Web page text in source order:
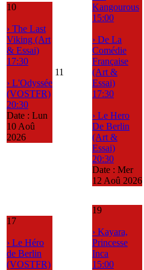
10
› The Last
Viking (Art
& Essai)
17:30
› L'Odyssée
(VOSTFR)
20:30
Date : Lun
10 Aoû
2026
11
Kangourous
15:00
› De La
Comédie
Française
(Art &
Essai)
17:30
› Le Hero
De Berlin
(Art &
Essai)
20:30
Date : Mer
12 Aoû 2026
17
› Le Héro
de Berlin
(VOSTFR)
19
› Kayara,
Princesse
Inca
15:00